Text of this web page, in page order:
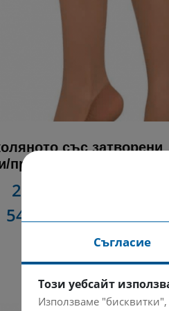
със затворени
15-20 mmHg
28.00 €
54.76 лв
Съгласие
Този уебсайт
Използваме